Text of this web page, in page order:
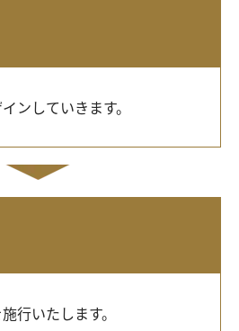
ンしていきます。
行いたします。